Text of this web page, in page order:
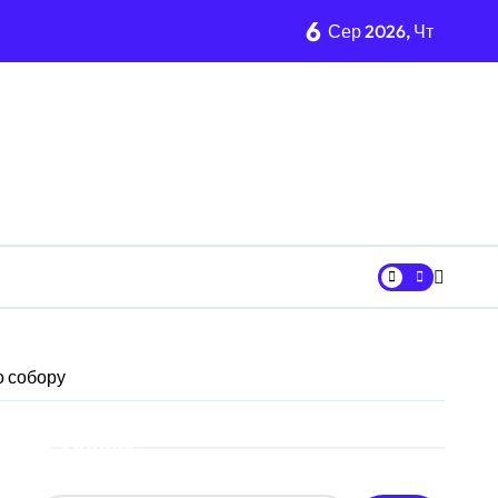
огляд antap.com.ua
активи на понад 20 млн грн
6 Сер 2026, Чт
собору